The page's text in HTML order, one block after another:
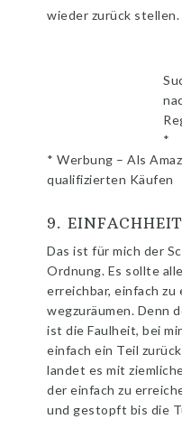
wieder zurück stellen.
*
* Werbung – Als
qualifizierten Käufen
9. EINFACHHEIT
Das ist für mich der
Ordnung. Es sollte
erreichbar, einfach zu
wegzuräumen. Denn
ist die Faulheit, bei
einfach ein Teil
landet es mit
der einfach zu
und gestopft bis die